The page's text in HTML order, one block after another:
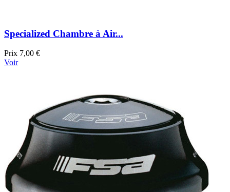
Specialized Chambre à Air...
Prix 7,00 €
Voir